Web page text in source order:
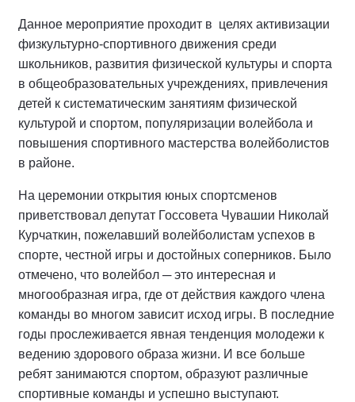
Данное мероприятие проходит в целях активизации
физкультурно-спортивного движения среди
школьников, развития физической культуры и спорта
в общеобразовательных учреждениях, привлечения
детей к систематическим занятиям физической
культурой и спортом, популяризации волейбола и
повышения спортивного мастерства волейболистов
в районе.
На церемонии открытия юных спортсменов
приветствовал депутат Госсовета Чувашии Николай
Курчаткин, пожелавший волейболистам успехов в
спорте, честной игры и достойных соперников. Было
отмечено, что волейбол ─ это интересная и
многообразная игра, где от действия каждого члена
команды во многом зависит исход игры. В последние
годы прослеживается явная тенденция молодежи к
ведению здорового образа жизни. И все больше
ребят занимаются спортом, образуют различные
спортивные команды и успешно выступают.